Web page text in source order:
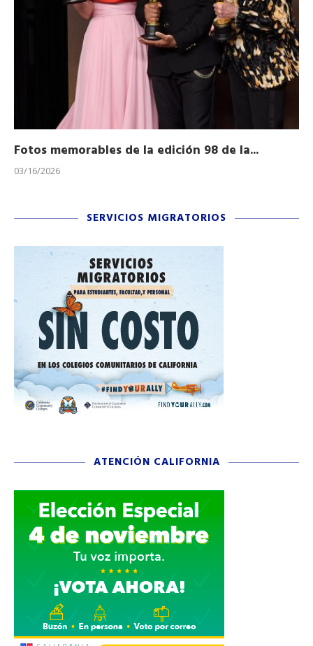
Fotos memorables de la edición 98 de la...
03/16/2026
SERVICIOS MIGRATORIOS
ATENCIÓN CALIFORNIA